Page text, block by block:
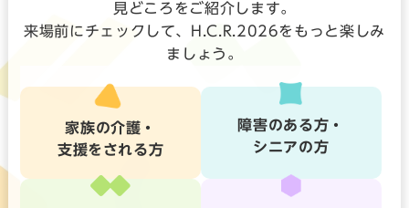
見どころをご紹介します。
来場前にチェックして、H.C.R.2026をもっと楽しみ
ましょう。
家族の介護・
支援をされる方
障害のある方・
シニアの方